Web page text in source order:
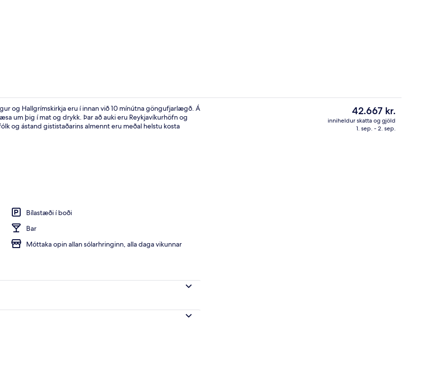
Superior-herbergi | Rúmföt af
og Hallgrímskirkja eru í innan við 10 mínútna göngufjarlægð. Á
um þig í mat og drykk. Þar að auki eru Reykjavíkurhöfn og
og ástand gististaðarins almennt eru meðal helstu kosta
Bílastæði í boði
Bar
Móttaka opin allan sólarhringinn, alla daga vikunnar
Núverandi
verð
er
42.667 kr.
inniheldur skatta og gjöld
1. sep. - 2. sep.